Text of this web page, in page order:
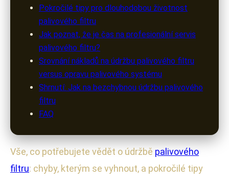
Pokročilé tipy pro dlouhodobou životnost
palivového filtru
Jak poznat, že je čas na profesionální servis
palivového filtru?
Srovnání nákladů na údržbu palivového filtru
versus opravu palivového systému
Shrnutí: Jak na bezchybnou údržbu palivového
filtru
FAQ
Vše, co potřebujete vědět o údržbě palivového
filtru: chyby, kterým se vyhnout, a pokročilé tipy